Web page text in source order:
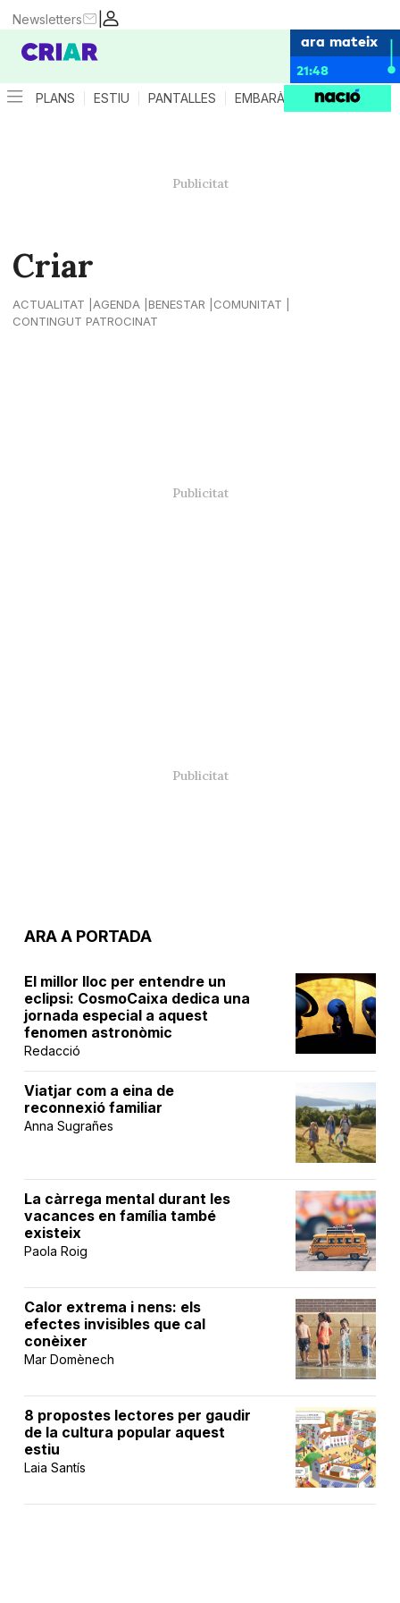
|
Newsletters
ara mateix
21:48
PLANS ESTIU PANTALLES EMBARÀS CRIANÇA
Criar
ACTUALITAT AGENDA BENESTAR
COMUNITAT
CONTINGUT PATROCINAT
ARA A PORTADA
El millor lloc per entendre un
eclipsi: CosmoCaixa dedica una
jornada especial a aquest
fenomen astronòmic
Redacció
Viatjar com a eina de
reconnexió familiar
Anna Sugrañes
La càrrega mental durant les
vacances en família també
existeix
Paola Roig
Calor extrema i nens: els
efectes invisibles que cal
conèixer
Mar Domènech
8 propostes lectores per gaudir
de la cultura popular aquest
estiu
Laia Santís